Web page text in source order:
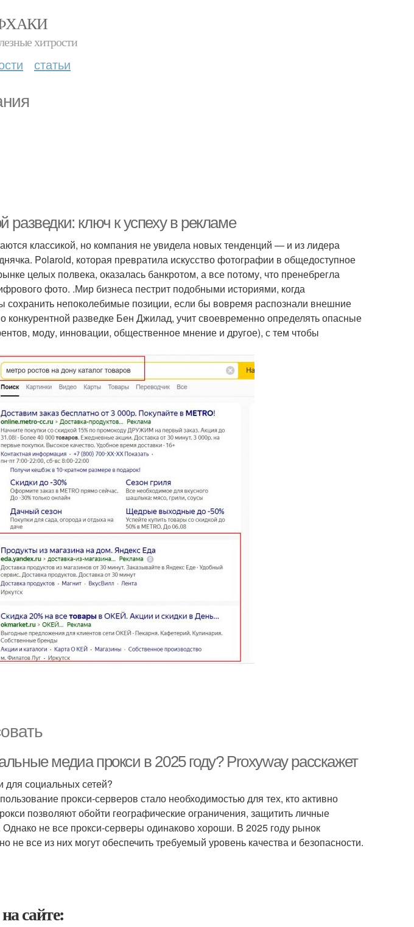
хитрости
статьи
разведки: ключ к успеху в рекламе
классикой, но компания не увидела новых тенденций — и из лидера
Polaroid, которая превратила искусство фотографии в общедоступное
целых полвека, оказалась банкротом, а все потому, что пренебрегла
фото. .Мир бизнеса пестрит подобными историями, когда
непоколебимые позиции, если бы вовремя распознали внешние
конкурентной разведке Бен Джилад, учит своевременно определять опасные
моду, инновации, общественное мнение и другое), с тем чтобы
медиа прокси в 2025 году? Proxyway расскажет
для социальных сетей?
прокси-серверов стало необходимостью для тех, кто активно
позволяют обойти географические ограничения, защитить личные
не все прокси-серверы одинаково хороши. В 2025 году рынок
не все из них могут обеспечить требуемый уровень качества и безопасности.
сайте: